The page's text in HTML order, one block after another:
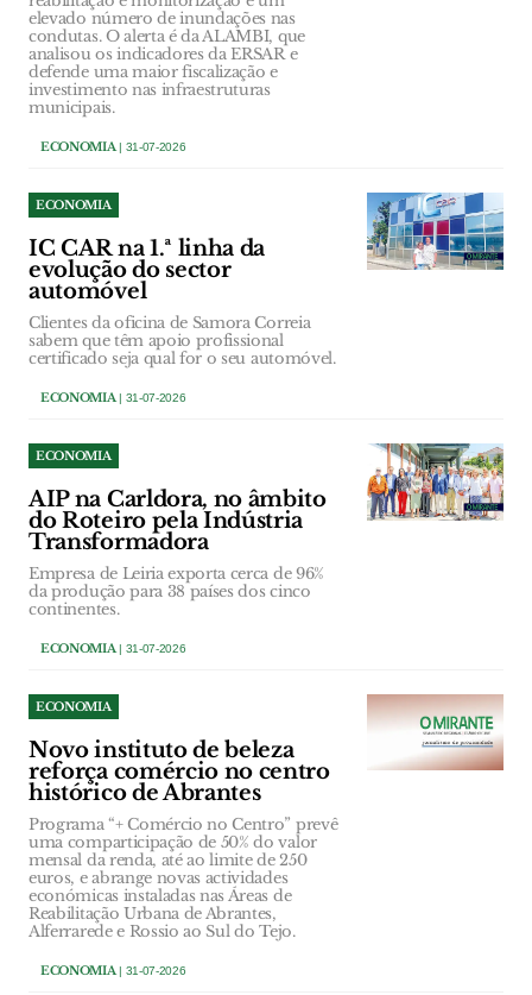
elevado número de inundações nas
condutas. O alerta é da ALAMBI, que
analisou os indicadores da ERSAR e
defende uma maior fiscalização e
investimento nas infraestruturas
municipais.
ECONOMIA | 31-07-2026
ECONOMIA
IC CAR na 1.ª linha da
evolução do sector
automóvel
Clientes da oficina de Samora Correia
sabem que têm apoio profissional
certificado seja qual for o seu automóvel.
ECONOMIA | 31-07-2026
ECONOMIA
AIP na Carldora, no âmbito
do Roteiro pela Indústria
Transformadora
Empresa de Leiria exporta cerca de 96%
da produção para 38 países dos cinco
continentes.
ECONOMIA | 31-07-2026
ECONOMIA
Novo instituto de beleza
reforça comércio no centro
histórico de Abrantes
Programa “+ Comércio no Centro” prevê
uma comparticipação de 50% do valor
mensal da renda, até ao limite de 250
euros, e abrange novas actividades
económicas instaladas nas Áreas de
Reabilitação Urbana de Abrantes,
Alferrarede e Rossio ao Sul do Tejo.
ECONOMIA | 31-07-2026